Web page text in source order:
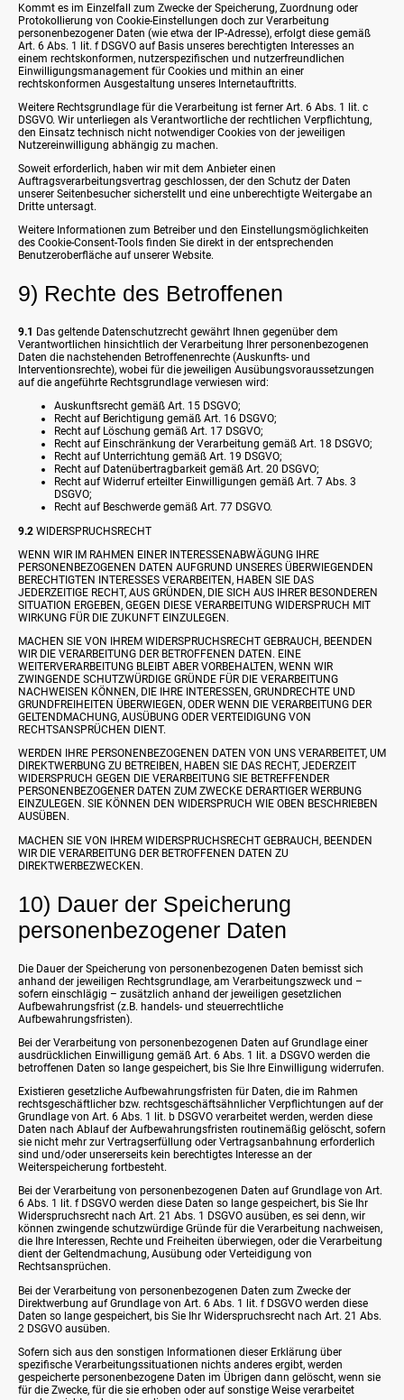
Kommt es im Einzelfall zum Zwecke der Speicherung, Zuordnung oder
Protokollierung von Cookie-Einstellungen doch zur Verarbeitung
personenbezogener Daten (wie etwa der IP-Adresse), erfolgt diese gemäß
Art. 6 Abs. 1 lit. f DSGVO auf Basis unseres berechtigten Interesses an
einem rechtskonformen, nutzerspezifischen und nutzerfreundlichen
Einwilligungsmanagement für Cookies und mithin an einer
rechtskonformen Ausgestaltung unseres Internetauftritts.
Weitere Rechtsgrundlage für die Verarbeitung ist ferner Art. 6 Abs. 1 lit. c
DSGVO. Wir unterliegen als Verantwortliche der rechtlichen Verpflichtung,
den Einsatz technisch nicht notwendiger Cookies von der jeweiligen
Nutzereinwilligung abhängig zu machen.
Soweit erforderlich, haben wir mit dem Anbieter einen
Auftragsverarbeitungsvertrag geschlossen, der den Schutz der Daten
unserer Seitenbesucher sicherstellt und eine unberechtigte Weitergabe an
Dritte untersagt.
Weitere Informationen zum Betreiber und den Einstellungsmöglichkeiten
des Cookie-Consent-Tools finden Sie direkt in der entsprechenden
Benutzeroberfläche auf unserer Website.
9) Rechte des Betroffenen
9.1 Das geltende Datenschutzrecht gewährt Ihnen gegenüber dem
Verantwortlichen hinsichtlich der Verarbeitung Ihrer personenbezogenen
Daten die nachstehenden Betroffenenrechte (Auskunfts- und
Interventionsrechte), wobei für die jeweiligen Ausübungsvoraussetzungen
auf die angeführte Rechtsgrundlage verwiesen wird:
Auskunftsrecht gemäß Art. 15 DSGVO;
Recht auf Berichtigung gemäß Art. 16 DSGVO;
Recht auf Löschung gemäß Art. 17 DSGVO;
Recht auf Einschränkung der Verarbeitung gemäß Art. 18 DSGVO;
Recht auf Unterrichtung gemäß Art. 19 DSGVO;
Recht auf Datenübertragbarkeit gemäß Art. 20 DSGVO;
Recht auf Widerruf erteilter Einwilligungen gemäß Art. 7 Abs. 3
DSGVO;
Recht auf Beschwerde gemäß Art. 77 DSGVO.
9.2 WIDERSPRUCHSRECHT
WENN WIR IM RAHMEN EINER INTERESSENABWÄGUNG IHRE
PERSONENBEZOGENEN DATEN AUFGRUND UNSERES ÜBERWIEGENDEN
BERECHTIGTEN INTERESSES VERARBEITEN, HABEN SIE DAS
JEDERZEITIGE RECHT, AUS GRÜNDEN, DIE SICH AUS IHRER BESONDEREN
SITUATION ERGEBEN, GEGEN DIESE VERARBEITUNG WIDERSPRUCH MIT
WIRKUNG FÜR DIE ZUKUNFT EINZULEGEN.
MACHEN SIE VON IHREM WIDERSPRUCHSRECHT GEBRAUCH, BEENDEN
WIR DIE VERARBEITUNG DER BETROFFENEN DATEN. EINE
WEITERVERARBEITUNG BLEIBT ABER VORBEHALTEN, WENN WIR
ZWINGENDE SCHUTZWÜRDIGE GRÜNDE FÜR DIE VERARBEITUNG
NACHWEISEN KÖNNEN, DIE IHRE INTERESSEN, GRUNDRECHTE UND
GRUNDFREIHEITEN ÜBERWIEGEN, ODER WENN DIE VERARBEITUNG DER
GELTENDMACHUNG, AUSÜBUNG ODER VERTEIDIGUNG VON
RECHTSANSPRÜCHEN DIENT.
WERDEN IHRE PERSONENBEZOGENEN DATEN VON UNS VERARBEITET, UM
DIREKTWERBUNG ZU BETREIBEN, HABEN SIE DAS RECHT, JEDERZEIT
WIDERSPRUCH GEGEN DIE VERARBEITUNG SIE BETREFFENDER
PERSONENBEZOGENER DATEN ZUM ZWECKE DERARTIGER WERBUNG
EINZULEGEN. SIE KÖNNEN DEN WIDERSPRUCH WIE OBEN BESCHRIEBEN
AUSÜBEN.
MACHEN SIE VON IHREM WIDERSPRUCHSRECHT GEBRAUCH, BEENDEN
WIR DIE VERARBEITUNG DER BETROFFENEN DATEN ZU
DIREKTWERBEZWECKEN.
10) Dauer der Speicherung
personenbezogener Daten
Die Dauer der Speicherung von personenbezogenen Daten bemisst sich
anhand der jeweiligen Rechtsgrundlage, am Verarbeitungszweck und –
sofern einschlägig – zusätzlich anhand der jeweiligen gesetzlichen
Aufbewahrungsfrist (z.B. handels- und steuerrechtliche
Aufbewahrungsfristen).
Bei der Verarbeitung von personenbezogenen Daten auf Grundlage einer
ausdrücklichen Einwilligung gemäß Art. 6 Abs. 1 lit. a DSGVO werden die
betroffenen Daten so lange gespeichert, bis Sie Ihre Einwilligung widerrufen.
Existieren gesetzliche Aufbewahrungsfristen für Daten, die im Rahmen
rechtsgeschäftlicher bzw. rechtsgeschäftsähnlicher Verpflichtungen auf der
Grundlage von Art. 6 Abs. 1 lit. b DSGVO verarbeitet werden, werden diese
Daten nach Ablauf der Aufbewahrungsfristen routinemäßig gelöscht, sofern
sie nicht mehr zur Vertragserfüllung oder Vertragsanbahnung erforderlich
sind und/oder unsererseits kein berechtigtes Interesse an der
Weiterspeicherung fortbesteht.
Bei der Verarbeitung von personenbezogenen Daten auf Grundlage von Art.
6 Abs. 1 lit. f DSGVO werden diese Daten so lange gespeichert, bis Sie Ihr
Widerspruchsrecht nach Art. 21 Abs. 1 DSGVO ausüben, es sei denn, wir
können zwingende schutzwürdige Gründe für die Verarbeitung nachweisen,
die Ihre Interessen, Rechte und Freiheiten überwiegen, oder die Verarbeitung
dient der Geltendmachung, Ausübung oder Verteidigung von
Rechtsansprüchen.
Bei der Verarbeitung von personenbezogenen Daten zum Zwecke der
Direktwerbung auf Grundlage von Art. 6 Abs. 1 lit. f DSGVO werden diese
Daten so lange gespeichert, bis Sie Ihr Widerspruchsrecht nach Art. 21 Abs.
2 DSGVO ausüben.
Sofern sich aus den sonstigen Informationen dieser Erklärung über
spezifische Verarbeitungssituationen nichts anderes ergibt, werden
gespeicherte personenbezogene Daten im Übrigen dann gelöscht, wenn sie
für die Zwecke, für die sie erhoben oder auf sonstige Weise verarbeitet